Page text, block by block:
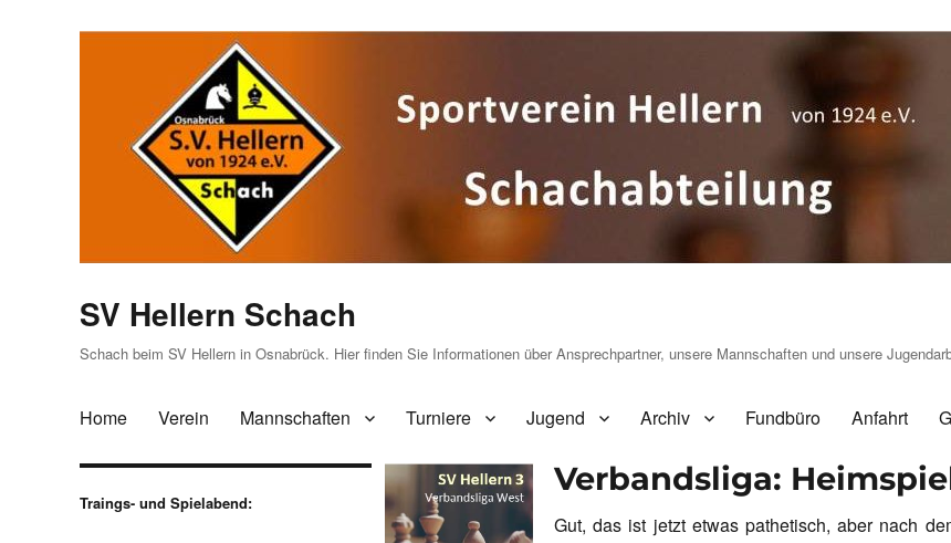
SV Hellern Schach
Schach beim SV Hellern in Osnabrück. Hier finden Sie Informationen über Ansprechpartner, unsere Mannschaften und unsere
Home Verein Mannschaften Turniere Jugend Archiv Fundbüro Anfahrt
Verbandsliga:
Gut, das ist jetzt etwas pathetisch, aber nach
Traings- und Spielabend: